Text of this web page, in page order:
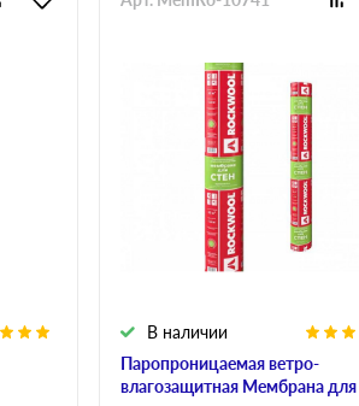
Паропроницаемая ветро-
влагозащитная Мембрана для
В наличии